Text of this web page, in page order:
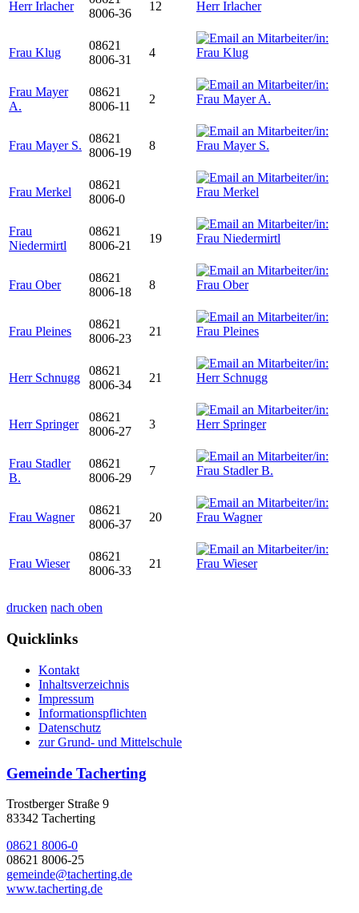
Herr Irlacher
8006-36
12
Frau Klug
08621
8006-31
4
Frau Mayer
A.
08621
8006-11
2
Frau Mayer S.
08621
8006-19
8
Frau Merkel
08621
8006-0
Frau
Niedermirtl
08621
8006-21
19
Frau Ober
08621
8006-18
8
Frau Pleines
08621
8006-23
21
Herr Schnugg
08621
8006-34
21
Herr Springer
08621
8006-27
3
Frau Stadler
B.
08621
8006-29
7
Frau Wagner
08621
8006-37
20
Frau Wieser
08621
8006-33
21
drucken nach oben
Quicklinks
Kontakt
Inhaltsverzeichnis
Impressum
Informationspflichten
Datenschutz
zur Grund- und Mittelschule
Gemeinde Tacherting
Trostberger Straße 9
83342 Tacherting
08621 8006-0
08621 8006-25
gemeinde@tacherting.de
www.tacherting.de